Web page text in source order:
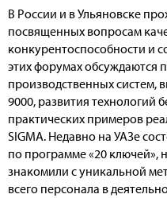
В России и в Ульяновске
посвященных вопросам
конкурентоспособности и
этих форумах обсуждаются
производственных систем,
9000, развития технологий
практических примеров
SIGMA. Недавно на УАЗе
по программе «20 ключей»,
знакомили с уникальной
всего персонала в